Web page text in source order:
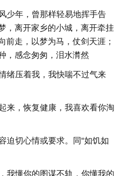
年，曾那样轻易地挥手告
，离开家乡的小城，离开牵挂
前走，以梦为马，仗剑天涯；
，感念匆匆，泪水潸然
压着我，我快喘不过气来
，恢复健康，我喜欢看你淘
切心情或要求。同“如饥如
懂你的图谋不轨，你懂我的